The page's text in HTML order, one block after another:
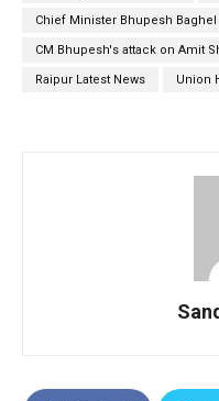
Chief Minister Bhupesh
CM Bhupesh's attack on Amit
Raipur Latest News Union